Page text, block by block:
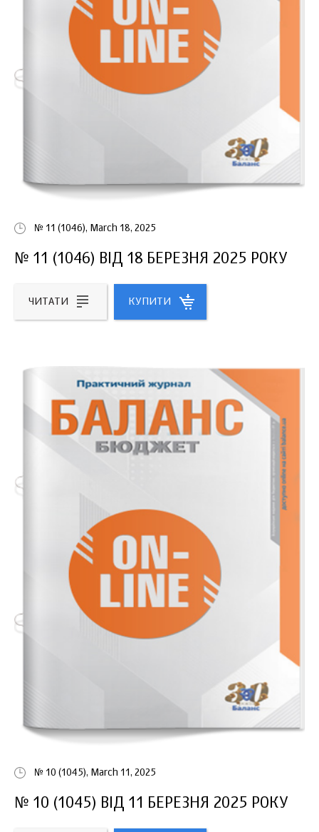
№ 11 (1046), March 18, 2025
№ 11 (1046) ВІД 18 БЕРЕЗНЯ 2025 РОКУ
ЧИТАТИ КУПИТИ
№ 10 (1045), March 11, 2025
№ 10 (1045) ВІД 11 БЕРЕЗНЯ 2025 РОКУ